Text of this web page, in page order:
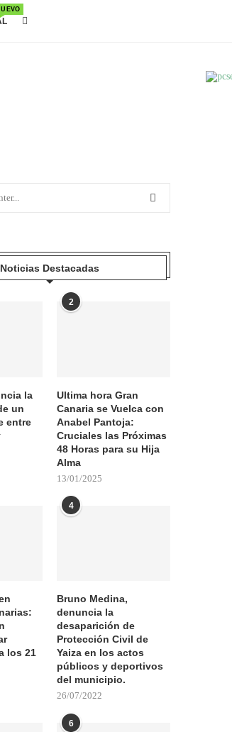
Noticias Destacadas
la
un
entre
2
Ultima hora Gran
Canaria se Vuelca con
Anabel Pantoja:
Cruciales las Próximas
48 Horas para su Hija
Alma
13/01/2025
los 21
4
Bruno Medina,
denuncia la
desaparición de
Protección Civil de
Yaiza en los actos
públicos y deportivos
del municipio.
26/07/2022
6